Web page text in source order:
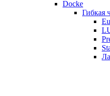
Docke
Гибкая